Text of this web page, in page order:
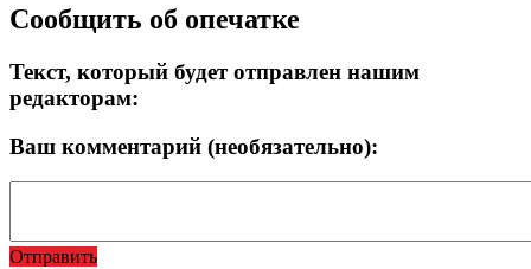
Сообщить об опечатке
Текст, который будет отправлен нашим
редакторам:
Ваш комментарий (необязательно):
Отправить